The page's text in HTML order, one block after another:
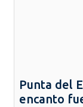
Punta del
encanto